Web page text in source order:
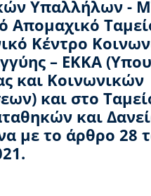
Υπαλλήλων -
Απομαχικό
Κέντρο
– ΕΚΚΑ
και Κοινωνικών
και στο
και
με το άρθρο 28